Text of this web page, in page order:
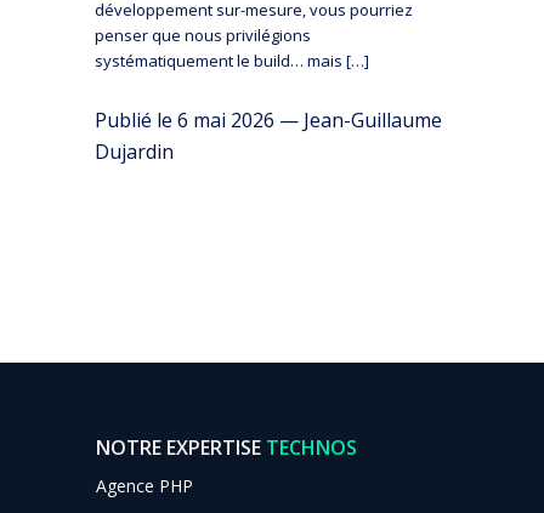
développement sur-mesure, vous pourriez
penser que nous privilégions
systématiquement le build… mais […]
Publié le 6 mai 2026 — Jean-Guillaume
Dujardin
NOTRE EXPERTISE TECHNOS
Agence PHP